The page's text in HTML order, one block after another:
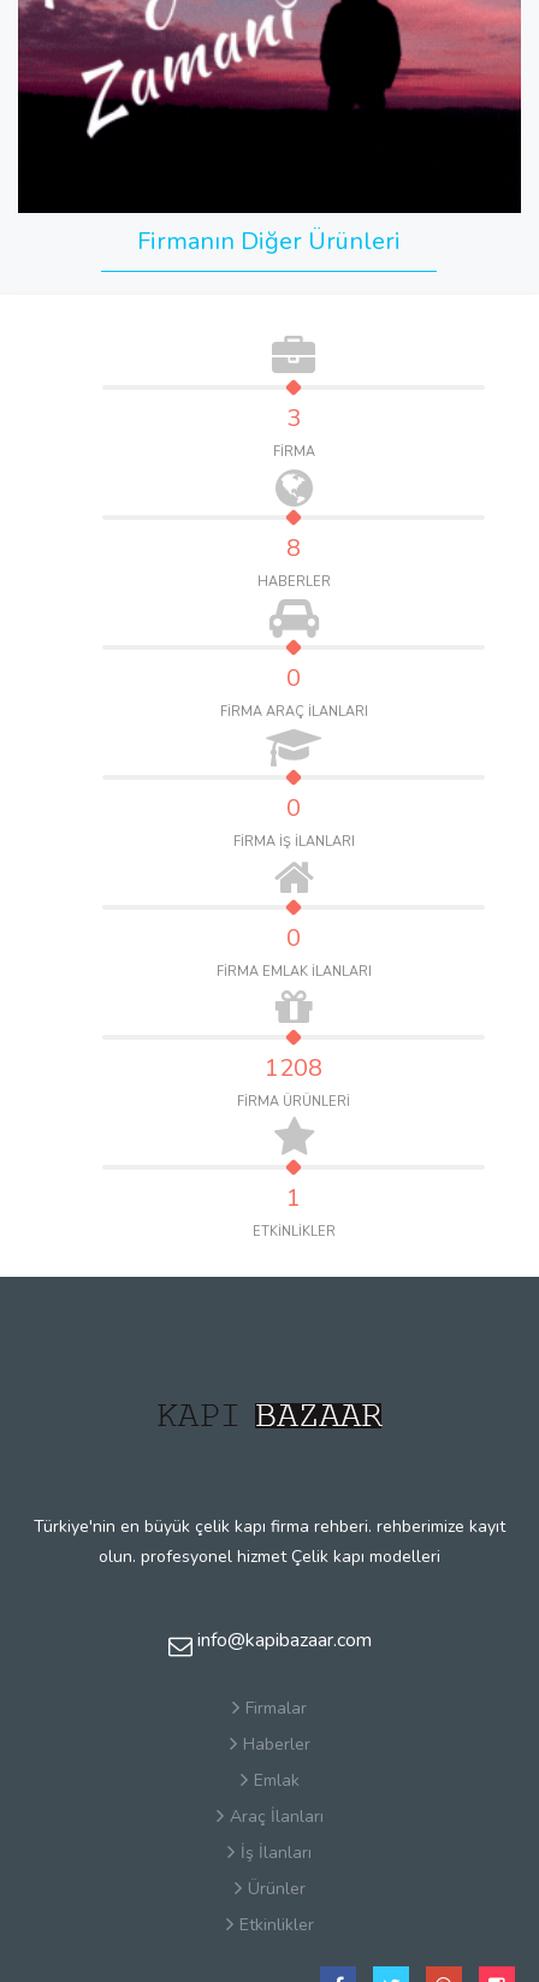
Firmanın Diğer Ürünleri
3
FİRMA
8
HABERLER
0
FİRMA ARAÇ İLANLARI
0
FİRMA İŞ İLANLARI
0
FİRMA EMLAK İLANLARI
1208
FİRMA ÜRÜNLERİ
1
ETKİNLİKLER
Türkiye'nin en büyük çelik kapı firma rehberi. rehberimize kayıt
olun. profesyonel hizmet Çelik kapı modelleri
info@kapibazaar.com
Firmalar
Haberler
Emlak
Araç İlanları
İş İlanları
Ürünler
Etkinlikler
Çerez Politikaları